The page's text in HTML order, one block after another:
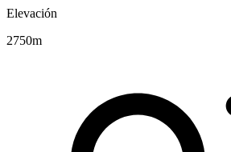
Elevación
2750m